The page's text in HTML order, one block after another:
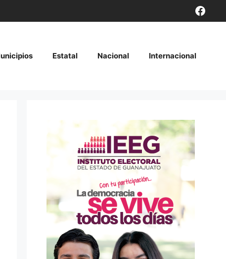
Estatal Nacional Internacional